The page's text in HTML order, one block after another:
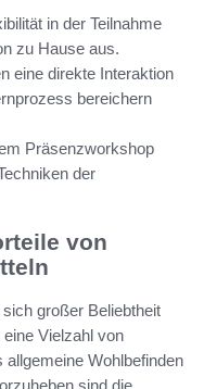
in der Teilnahme
zu Hause aus.
eine direkte Interaktion
bereichern
Präsenzworkshop
der
von
großer Beliebtheit
Vielzahl von
allgemeine Wohlbefinden